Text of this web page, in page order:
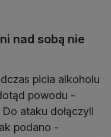
nad sobą nie
picia alkoholu
powodu -
ataku dołączyli
podano -